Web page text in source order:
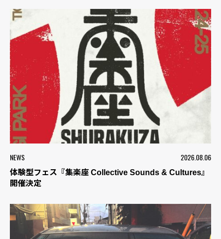
NEWS 2026.08.06
体験型フェス『集楽座 Collective Sounds & Cultures』
開催決定